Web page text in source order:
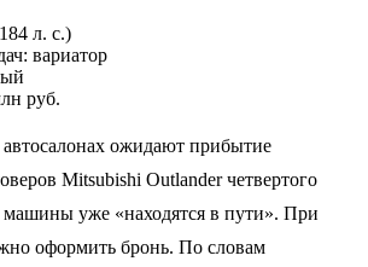
л. с.)
вариатор
руб.
автосалонах ожидают прибытие
Mitsubishi Outlander четвертого
уже «находятся в пути». При
оформить бронь. По словам